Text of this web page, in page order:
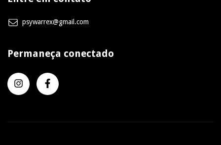
psywarrex@gmail.com
Permaneça conectado